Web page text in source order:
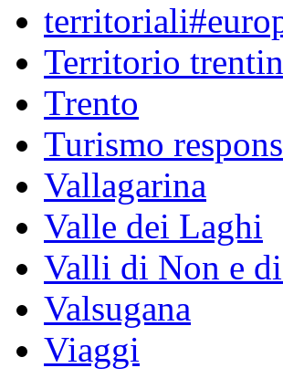
Territorio
Trento
Turismo
Vallagarina
Valle dei Laghi
Valli di Non e
Valsugana
Viaggi